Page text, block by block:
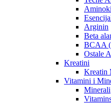
Arginin
Beta
BCAA
Ostale
Kreatini
Kreatin
Vitamini i
Minerali